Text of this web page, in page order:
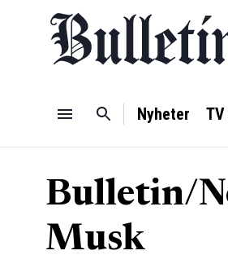
Nyheter
Bulletin/
Musk